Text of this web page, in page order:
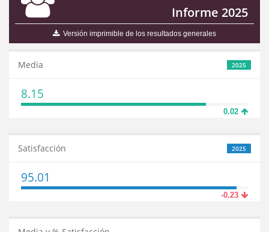
Informe 2025
Versión imprimible de los resultados generales
2025
Media
8.15
0.02
2025
Satisfacción
95.01
-0.23